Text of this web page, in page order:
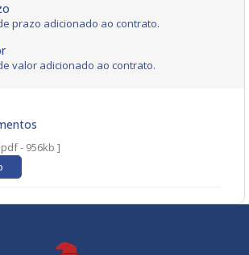
prazo adicionado ao contrato.
valor adicionado ao contrato.
- 956kb ]